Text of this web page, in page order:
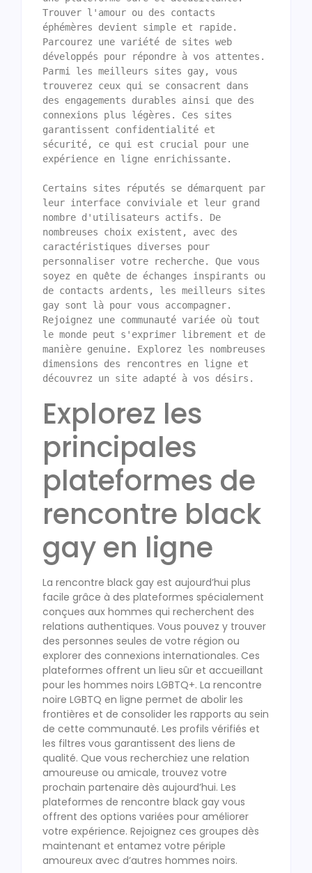
Trouver l'amour ou des contacts
éphémères devient simple et rapide.
Parcourez une variété de sites web
développés pour répondre à vos attentes.
Parmi les meilleurs sites gay, vous
trouverez ceux qui se consacrent dans
des engagements durables ainsi que des
connexions plus légères. Ces sites
garantissent confidentialité et
sécurité, ce qui est crucial pour une
expérience en ligne enrichissante.
Certains sites réputés se démarquent par
leur interface conviviale et leur grand
nombre d'utilisateurs actifs. De
nombreuses choix existent, avec des
caractéristiques diverses pour
personnaliser votre recherche. Que vous
soyez en quête de échanges inspirants ou
de contacts ardents, les meilleurs sites
gay sont là pour vous accompagner.
Rejoignez une communauté variée où tout
le monde peut s'exprimer librement et de
manière genuine. Explorez les nombreuses
dimensions des rencontres en ligne et
découvrez un site adapté à vos désirs.
Explorez les
principales
plateformes de
rencontre black
gay en ligne
La rencontre black gay est aujourd’hui plus
facile grâce à des plateformes spécialement
conçues aux hommes qui recherchent des
relations authentiques. Vous pouvez y trouver
des personnes seules de votre région ou
explorer des connexions internationales. Ces
plateformes offrent un lieu sûr et accueillant
pour les hommes noirs LGBTQ+. La rencontre
noire LGBTQ en ligne permet de abolir les
frontières et de consolider les rapports au sein
de cette communauté. Les profils vérifiés et
les filtres vous garantissent des liens de
qualité. Que vous recherchiez une relation
amoureuse ou amicale, trouvez votre
prochain partenaire dès aujourd’hui. Les
plateformes de rencontre black gay vous
offrent des options variées pour améliorer
votre expérience. Rejoignez ces groupes dès
maintenant et entamez votre périple
amoureux avec d’autres hommes noirs.